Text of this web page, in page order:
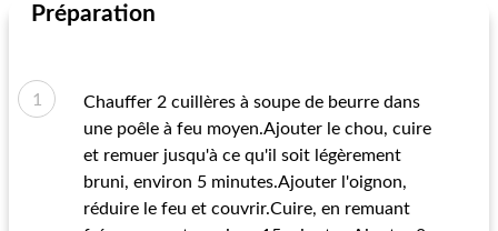
Préparation
Chauffer 2 cuillères à soupe de beurre dans
une poêle à feu moyen.Ajouter le chou, cuire
et remuer jusqu'à ce qu'il soit légèrement
bruni, environ 5 minutes.Ajouter l'oignon,
réduire le feu et couvrir.Cuire, en remuant